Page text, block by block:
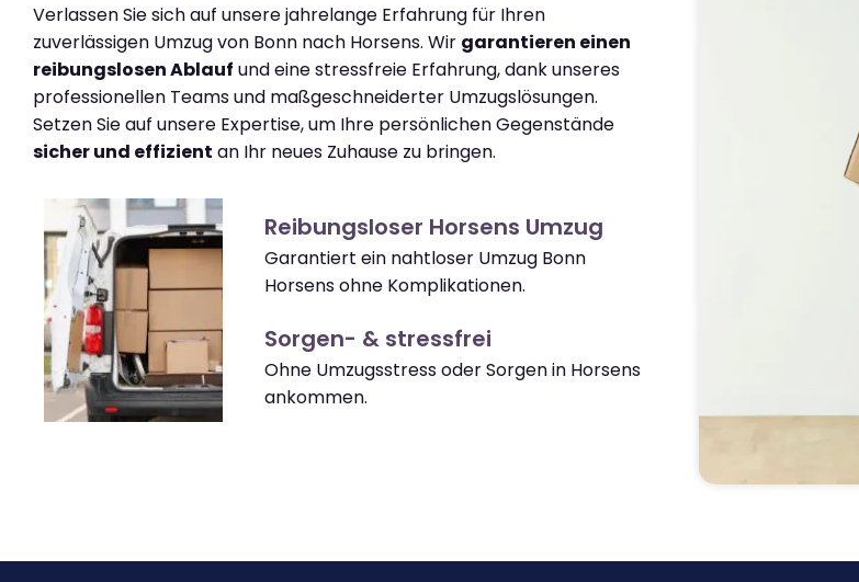
Verlassen Sie sich auf unsere jahrelange Erfahrung für Ihren
zuverlässigen Umzug von Bonn nach Horsens. Wir garantieren einen
reibungslosen Ablauf und eine stressfreie Erfahrung, dank unseres
professionellen Teams und maßgeschneiderter Umzugslösungen.
Setzen Sie auf unsere Expertise, um Ihre persönlichen Gegenstände
sicher und effizient an Ihr neues Zuhause zu bringen.
Reibungsloser Horsens Umzug
Garantiert ein nahtloser Umzug Bonn
Horsens ohne Komplikationen.
Sorgen- & stressfrei
Ohne Umzugsstress oder Sorgen in Horsens
ankommen.